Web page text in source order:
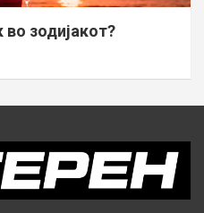
во зодијакот?